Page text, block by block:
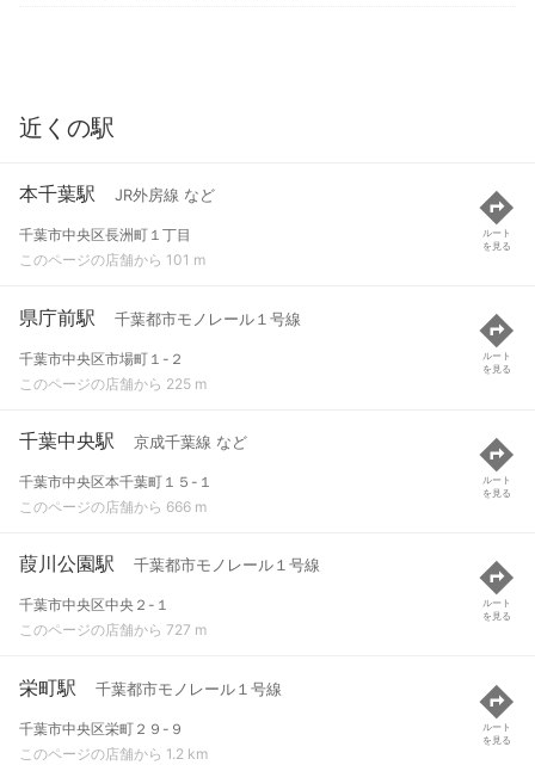
近くの駅
本千葉駅 JR外房線 など
千葉市中央区長洲町１丁目
このページの店舗から 101 m
ルート
を見る
県庁前駅 千葉都市モノレール１号線
千葉市中央区市場町１-２
このページの店舗から 225 m
ルート
を見る
千葉中央駅 京成千葉線 など
千葉市中央区本千葉町１５-１
このページの店舗から 666 m
ルート
を見る
葭川公園駅 千葉都市モノレール１号線
千葉市中央区中央２-１
このページの店舗から 727 m
ルート
を見る
栄町駅 千葉都市モノレール１号線
千葉市中央区栄町２９-９
このページの店舗から 1.2 km
ルート
を見る